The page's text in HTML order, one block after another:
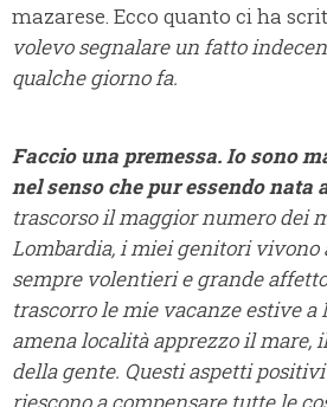
mazarese. Ecco quanto ci ha
volevo segnalare un fatto
qualche giorno fa.
Faccio una premessa. Io sono
nel senso che pur essendo nata
trascorso il maggior numero dei
Lombardia, i miei genitori vivono
sempre volentieri e grande
trascorro le mie vacanze estive a
amena località apprezzo il mare,
della gente. Questi aspetti
riescono a compensare tutte le